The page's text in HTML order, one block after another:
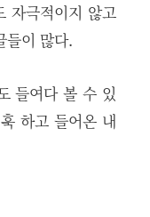
자극적이지 않고
들이 많다.
들여다 볼 수 있
하고 들어온 내